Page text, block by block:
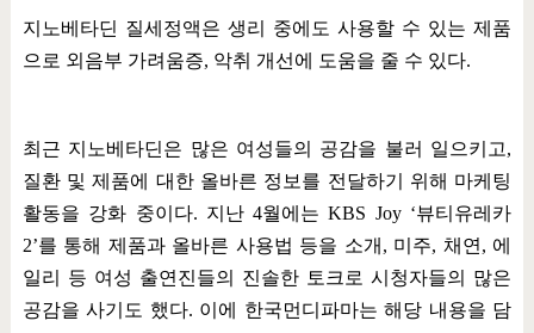
지노베타딘 질세정액은 생리 중에도 사용할 수 있는 제품
으로 외음부 가려움증, 악취 개선에 도움을 줄 수 있다.
최근 지노베타딘은 많은 여성들의 공감을 불러 일으키고,
질환 및 제품에 대한 올바른 정보를 전달하기 위해 마케팅
활동을 강화 중이다. 지난4월에는KBS Joy ‘뷰티유레카
2’를 통해 제품과 올바른 사용법 등을 소개 , 미주, 채연 , 에
일리 등 여성 출연진들의 진솔한 토크로 시청자들의 많은
공감을 사기도 했다. 이에 한국먼디파마는 해당 내용을 담